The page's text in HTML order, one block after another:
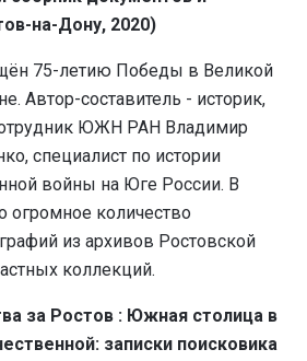
на-Дону, 2020)
75-летию Победы в Великой
Автор-составитель - историк,
ЮЖН РАН Владимир
специалист по истории
войны на Юге России. В
огромное количество
из архивов Ростовской
коллекций.
за Ростов : Южная столица в
записки поисковика